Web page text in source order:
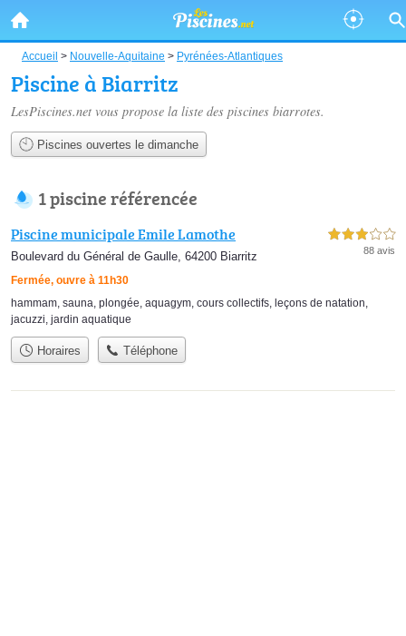
Accueil > Nouvelle-Aquitaine > Pyrénées-Atlantiques
Piscine à Biarritz
LesPiscines.net vous propose la liste des piscines biarrotes.
Piscines ouvertes le dimanche
1 piscine référencée
Piscine municipale Emile Lamothe
Boulevard du Général de Gaulle, 64200 Biarritz
Fermée, ouvre à 11h30
3,0 étoiles sur 5
88 avis
hammam, sauna, plongée, aquagym, cours collectifs, leçons de natation,
jacuzzi, jardin aquatique
Horaires Téléphone